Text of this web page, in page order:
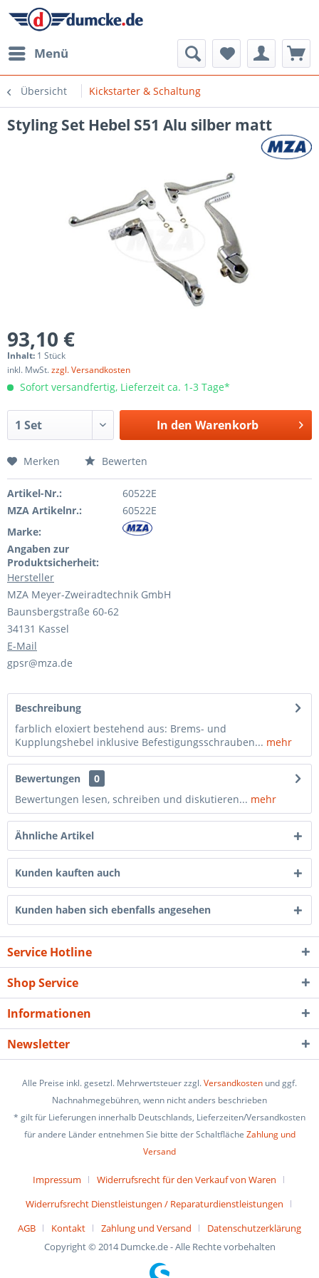
Menü
Übersicht Kickstarter & Schaltung
Styling Set Hebel S51 Alu silber matt
93,10 €
Inhalt: 1 Stück
inkl. MwSt.zzgl. Versandkosten
Sofort versandfertig, Lieferzeit ca. 1-3 Tage*
In den Warenkorb
Merken Bewerten
Artikel-Nr.:
60522E
MZA Artikelnr.:
60522E
Marke:
Angaben zur
Produktsicherheit:
Hersteller
MZA Meyer-Zweiradtechnik GmbH
Baunsbergstraße 60-62
34131 Kassel
E-Mail
gpsr@mza.de
Beschreibung
farblich eloxiert bestehend aus: Brems- und
Kupplungshebel inklusive Befestigungsschrauben... mehr
Bewertungen
0
Bewertungen lesen, schreiben und diskutieren... mehr
Ähnliche Artikel
Kunden kauften auch
Kunden haben sich ebenfalls angesehen
Service Hotline
Shop Service
Informationen
Newsletter
Alle Preise inkl. gesetzl. Mehrwertsteuer zzgl.Versandkosten und ggf.
Nachnahmegebühren, wenn nicht anders beschrieben
* gilt für Lieferungen innerhalb Deutschlands, Lieferzeiten/Versandkosten
für andere Länder entnehmen Sie bitte der Schaltfläche Zahlung und
Versand
Impressum
Widerrufsrecht für den Verkauf von Waren
Widerrufsrecht Dienstleistungen / Reparaturdienstleistungen
AGB
Kontakt Zahlung und Versand
Datenschutzerklärung
Copyright © 2014 Dumcke.de - Alle Rechte vorbehalten